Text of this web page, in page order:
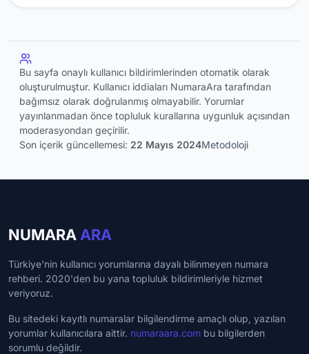
Bu sayfa onaylı kullanıcı bildirimlerinden otomatik olarak
oluşturulmuştur. Kullanıcı iddiaları NumaraAra tarafından
bağımsız olarak doğrulanmış olmayabilir. Yorumlar
yayınlanmadan önce topluluk kurallarına uygunluk açısından
moderasyondan geçirilir.
Son içerik güncellemesi: 22 Mayıs 2024Metodoloji
NUMARA ARA
Türkiye'nin kullanıcı yorumlarına dayalı bilinmeyen numara
rehberi. 2020'den bu yana topluluk bildirimleriyle hizmet
veriyoruz.
Bu sitedeki kayıtlı numaralar bilgilendirme amaçlı olup, yazılan
yorumlar kullanıcılara aittir. numaraara.com bu bilgilerden
sorumlu değildir.